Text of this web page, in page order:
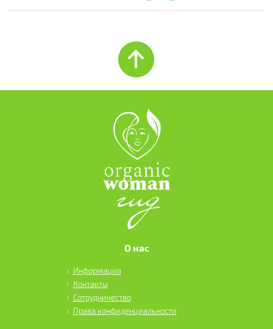
О нас
Информация
Контакты
Сотрудничество
Права конфиденциальности